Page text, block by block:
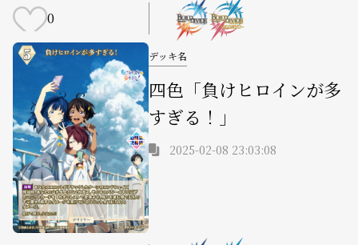
0
デッキ名
四色「負けヒロインが多
すぎる！」
2025-02-08 23:03:08